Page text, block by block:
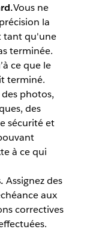
Vous ne
la
tant qu'une
terminée.
ce que le
terminé.
photos,
des
sécurité et
à ce qui
Assignez des
aux
correctives